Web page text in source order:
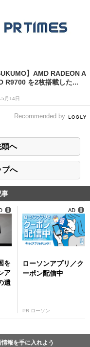
】AMD RADEON A
R9700 を2枚搭載した...
月14日
Recommended by
頭へ
プへ
事
を
ア
遺
ローソンアプリ／ク
ーポン配信中
PR ローソン
AD
報を手に入れよう